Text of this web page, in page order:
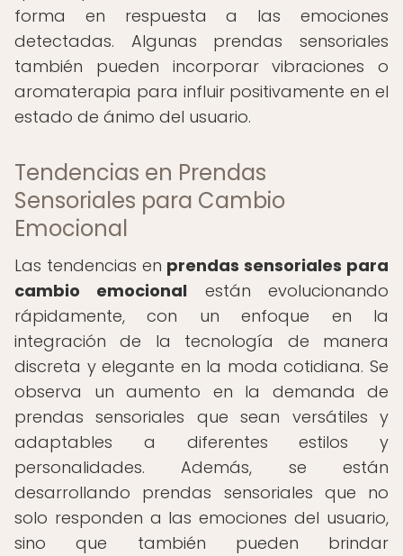
forma en respuesta a las emociones
detectadas. Algunas prendas sensoriales
también pueden incorporar vibraciones o
aromaterapia para influir positivamente en el
estado de ánimo del usuario.
Tendencias en Prendas
Sensoriales para Cambio
Emocional
Las tendencias en prendas sensoriales para
cambio emocional están evolucionando
rápidamente, con un enfoque en la
integración de la tecnología de manera
discreta y elegante en la moda cotidiana. Se
observa un aumento en la demanda de
prendas sensoriales que sean versátiles y
adaptables a diferentes estilos y
personalidades. Además, se están
desarrollando prendas sensoriales que no
solo responden a las emociones del usuario,
sino que también pueden brindar